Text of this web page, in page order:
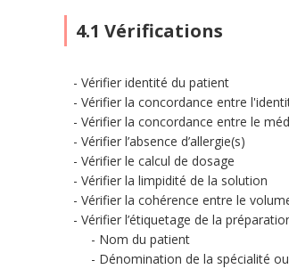
4.1 Vérifications
Vérifier identité du patient
Vérifier la concordance entre
Vérifier la concordance entre le
Vérifier l’absence d’allergie(s)
Vérifier le calcul de dosage
Vérifier la limpidité de la solution
Vérifier la cohérence entre le
Vérifier l’étiquetage de la
Nom du patient
Dénomination de la spécialité